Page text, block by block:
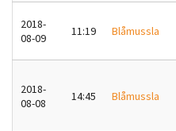
2018-
08-09
11:19 Blåmussla
2018-
08-08
14:45 Blåmussla